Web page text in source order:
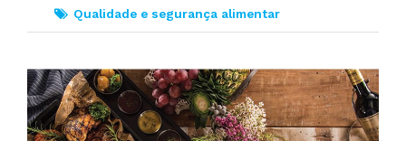
Qualidade e segurança alimentar